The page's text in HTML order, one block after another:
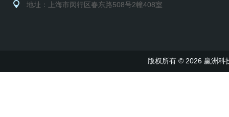
地址：上海市闵行区春东路508号2幢408室
版权所有 © 2026 赢洲